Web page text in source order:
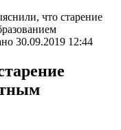
что старение
30.09.2019 12:44